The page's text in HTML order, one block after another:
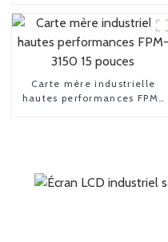
Carte mère industrielle
hautes performances FPM-